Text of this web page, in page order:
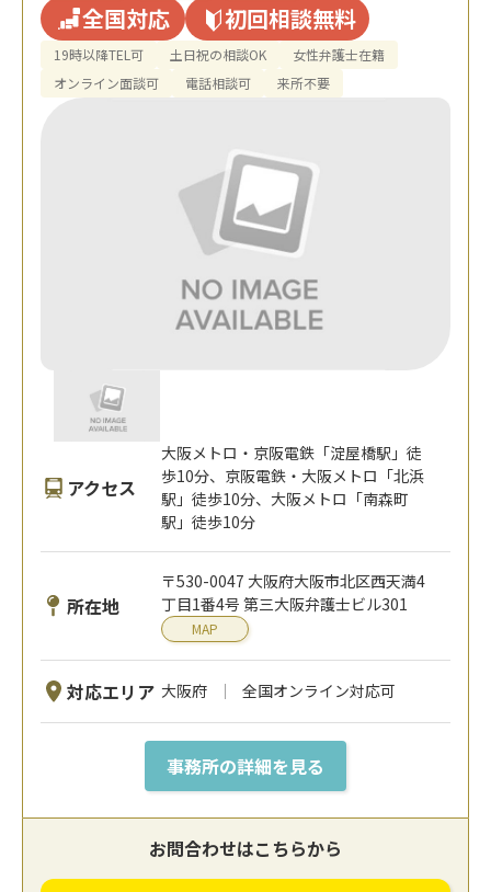
全国対応 初回相談無料
19時以降TEL可 土日祝の相談OK
女性弁護士在籍
オンライン面談可
電話相談可 来所不要
アクセス
大阪メトロ・京阪電鉄「淀屋橋駅」徒
歩10分、京阪電鉄・大阪メトロ「北浜
駅」徒歩10分、大阪メトロ「南森町
駅」徒歩10分
所在地
〒530-0047 大阪府大阪市北区西天満4
丁目1番4号 第三大阪弁護士ビル301
MAP
対応エリア 大阪府 全国オンライン対応可
事務所の詳細を見る
お問合わせはこちらから